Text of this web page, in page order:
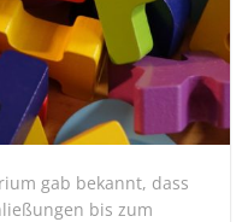
gab bekannt, dass
bis zum